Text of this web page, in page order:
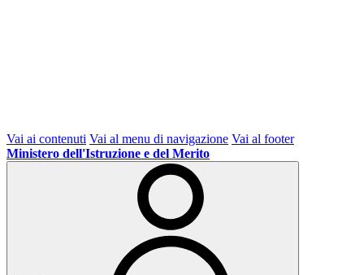
Vai ai contenuti Vai al menu di navigazione Vai al footer
Ministero dell'Istruzione e del Merito